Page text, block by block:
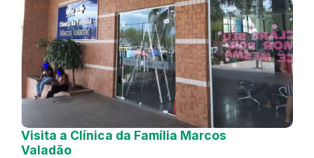
Visita a Clínica da Família Marcos
Valadão